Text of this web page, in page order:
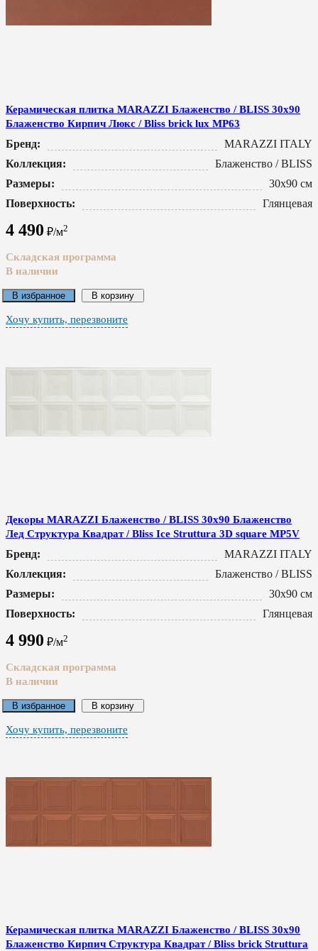
Керамическая плитка MARAZZI Блаженство / BLISS 30x90
Блаженство Кирпич Люкс / Bliss brick lux MP63
Бренд:
MARAZZI ITALY
Коллекция:
Блаженство / BLISS
Размеры:
30x90 см
Поверхность:
Глянцевая
4 490 ₽/м2
Складская программа
В наличии
В избранное В корзину
Хочу купить, перезвоните
Декоры MARAZZI Блаженство / BLISS 30x90 Блаженство
Лед Структура Квадрат / Bliss Ice Struttura 3D square MP5V
Бренд:
MARAZZI ITALY
Коллекция:
Блаженство / BLISS
Размеры:
30x90 см
Поверхность:
Глянцевая
4 990 ₽/м2
Складская программа
В наличии
В избранное В корзину
Хочу купить, перезвоните
Керамическая плитка MARAZZI Блаженство / BLISS 30x90
Блаженство Кирпич Структура Квадрат / Bliss brick Struttura